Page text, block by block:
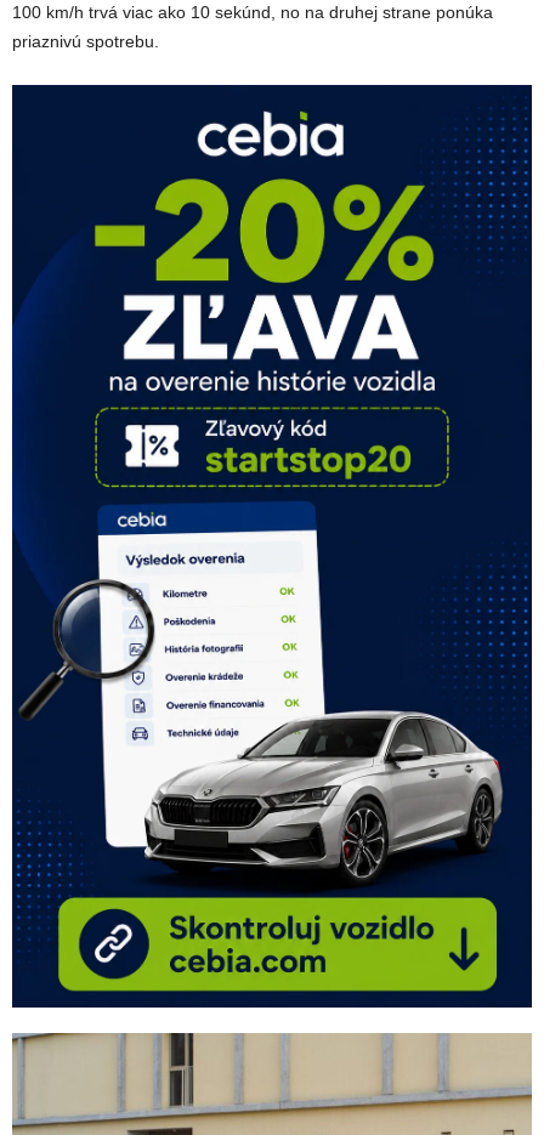
100 km/h trvá viac ako 10 sekúnd, no na druhej strane ponúka
priaznivú spotrebu.